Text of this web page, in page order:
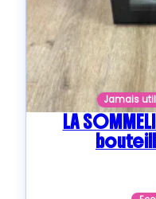
Jamais
LA